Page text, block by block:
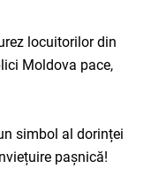
locuitorilor din
Moldova pace,
simbol al dorinței
pașnică!